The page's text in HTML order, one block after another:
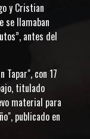
y Cristian
se llamaban
antes del
Tapar", con 17
titulado
material para
publicado en